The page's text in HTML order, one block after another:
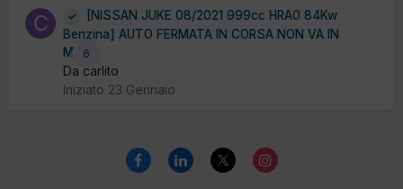
6
[NISSAN JUKE 08/2021 999cc HRA0 84Kw
Benzina] AUTO FERMATA IN CORSA NON VA IN
MOTO
Da carlito
Iniziato 23 Gennaio